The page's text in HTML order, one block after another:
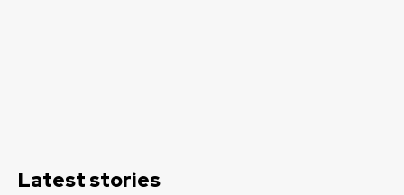
Latest stories